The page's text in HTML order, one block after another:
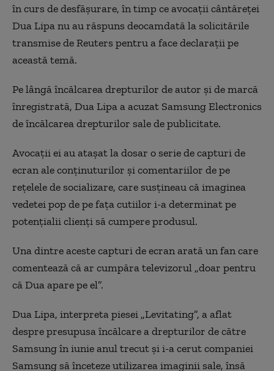
în curs de desfăşurare, în timp ce avocaţii cântăreţei
Dua Lipa nu au răspuns deocamdată la solicitările
transmise de Reuters pentru a face declaraţii pe
această temă.
Pe lângă încălcarea drepturilor de autor şi de marcă
înregistrată, Dua Lipa a acuzat Samsung Electronics
de încălcarea drepturilor sale de publicitate.
Avocaţii ei au ataşat la dosar o serie de capturi de
ecran ale conţinuturilor şi comentariilor de pe
reţelele de socializare, care susţineau că imaginea
vedetei pop de pe faţa cutiilor i-a determinat pe
potenţialii clienţi să cumpere produsul.
Una dintre aceste capturi de ecran arată un fan care
comentează că ar cumpăra televizorul „doar pentru
că Dua apare pe el”.
Dua Lipa, interpreta piesei „Levitating”, a aflat
despre presupusa încălcare a drepturilor de către
Samsung în iunie anul trecut şi i-a cerut companiei
Samsung să înceteze utilizarea imaginii sale, însă